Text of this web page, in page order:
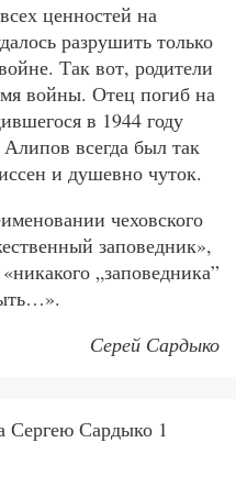
ценностей на
разрушить только
Так вот, родители
войны. Отец погиб на
в 1944 году
всегда был так
и душевно чуток.
чеховского
заповедник»,
„заповедника”
Серей Сардыко
Сергею Сардыко 1